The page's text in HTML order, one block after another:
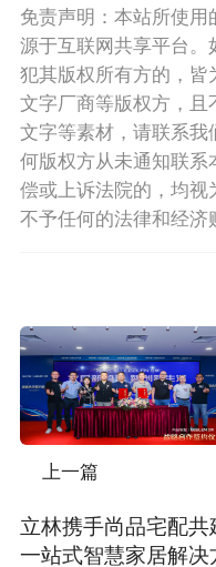
免责声明：本站所使
源于互联网共享平台
犯其版权所有方的，
文字厂商等版权方，
文字等素材，请联系
何版权方从未通知联
偿或上诉法院的，均
不予任何的法律和经济
上一篇
立林携手尚品宅配共
一站式智慧家居解决